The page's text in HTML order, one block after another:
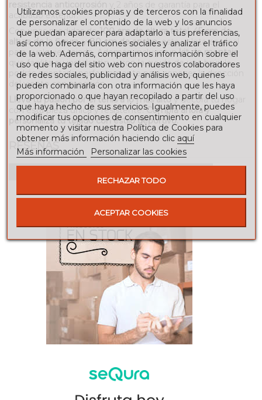
acabado exterior.
Con unas medidas de100 cm de altura total,45 cm de
altura de la figura, y80 cm de ancho, esta veleta es ideal
para cualquier tejado. Además, incluye unkit de montaje
que facilita su instalación, y con la ayuda de una brújula
podrás orientarla perfectamente para conocer la dirección
del viento con precisión.
Lleva tu pasión por el tenis a lo más altoy decora tu hogar
con esta pieza única y resistente.Compra ahora y
personaliza tu tejado con estilo deportivo.
RESEÑAS
Utilizamos cookies propias y de terceros con la finalidad
de personalizar el contenido de la web y los anuncios
que puedan aparecer para adaptarlo a tus preferencias,
así como ofrecer funciones sociales y analizar el tráfico
de la web. Además, compartimos información sobre el
uso que haga del sitio web con nuestros colaboradores
de redes sociales, publicidad y análisis web, quienes
pueden combinarla con otra información que les haya
proporcionado o que hayan recopilado a partir del uso
que haya hecho de sus servicios. Igualmente, puedes
modificar tus opciones de consentimiento en cualquier
momento y visitar nuestra Política de Cookies para
obtener más información haciendo clic aquí
Más información
Personalizar las cookies
RECHAZAR TODO
ACEPTAR COOKIES